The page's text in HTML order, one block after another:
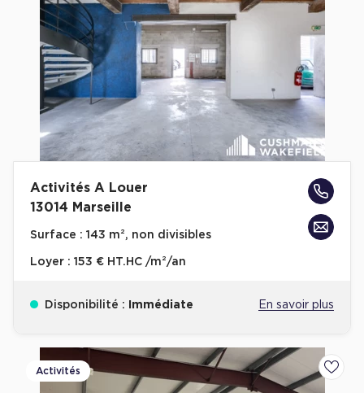
Activités A Louer
13014 Marseille
Surface : 143 m², non divisibles
Loyer : 153 € HT.HC /m²/an
Disponibilité : Immédiate En savoir plus
Activités